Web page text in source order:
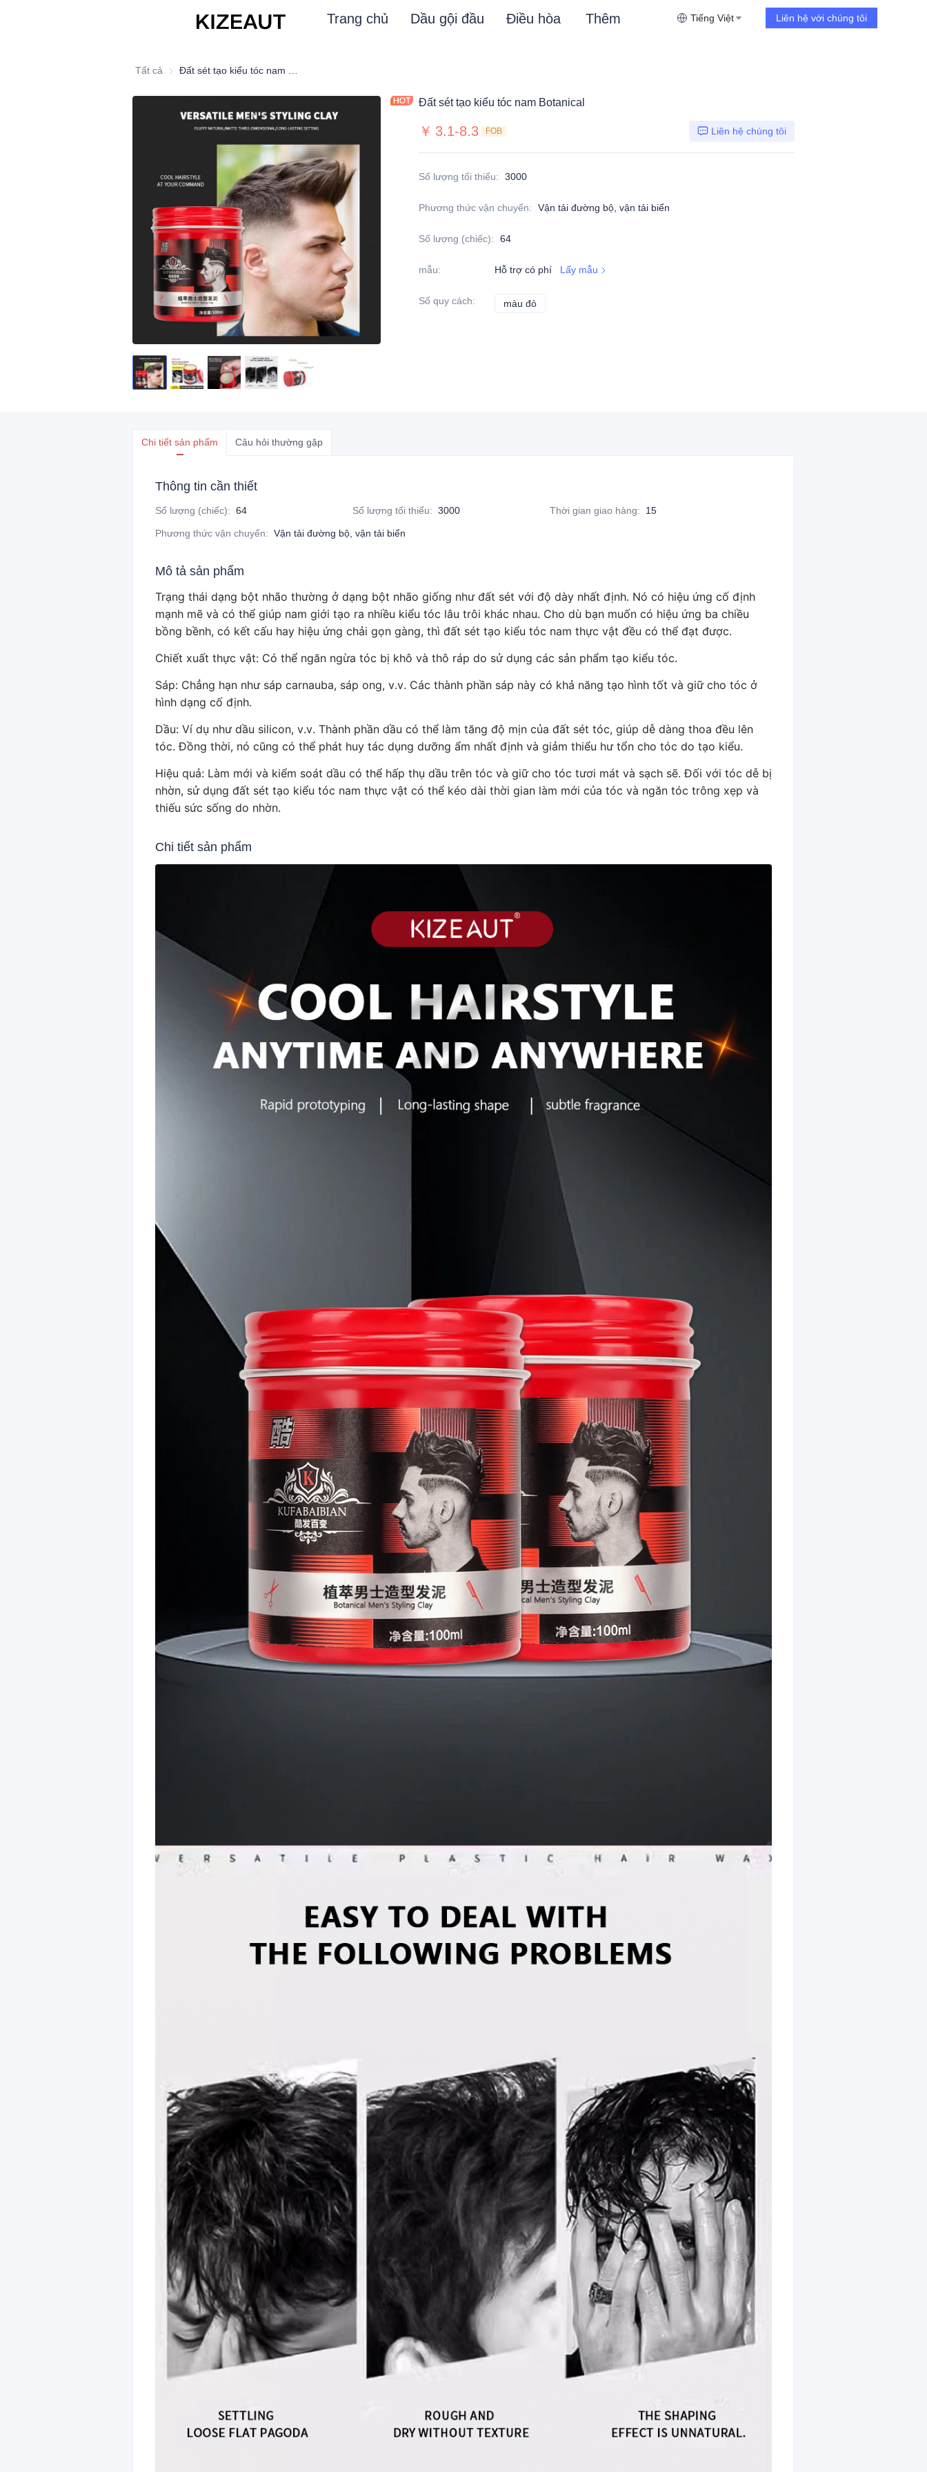
Trang chủ Dầu gội đầu Điều hòa Thêm Tiếng Việt Liên hệ với chúng tôi
Tất cả
Đất sét tạo kiểu tóc nam Botanical
￥ 3.1-8.3 FOB Liên hệ chúng tôi
Số lượng tối thiểu: 3000
Phương thức vận chuyển: Vận tải đường bộ, vận tải biển
Số lượng (chiếc): 64
mẫu: Hỗ trợ có phí Lấy mẫu
Số quy cách: màu đỏ
Chi tiết sản phẩm Câu hỏi thường gặp
Thông tin cần thiết
Số lượng (chiếc): 64 Số lượng tối thiểu: 3000 Thời gian giao hàng: 15
Phương thức vận chuyển: Vận tải đường bộ, vận tải biển
Mô tả sản phẩm
Trạng thái dạng bột nhão thường ở dạng bột nhão giống như đất sét với độ dày nhất định. Nó có hiệu ứng cố định
mạnh mẽ và có thể giúp nam giới tạo ra nhiều kiểu tóc lâu trôi khác nhau. Cho dù bạn muốn có hiệu ứng ba chiều
bồng bềnh, có kết cấu hay hiệu ứng chải gọn gàng, thì đất sét tạo kiểu tóc nam thực vật đều có thể đạt được.
Chiết xuất thực vật: Có thể ngăn ngừa tóc bị khô và thô ráp do sử dụng các sản phẩm tạo kiểu tóc.
Sáp: Chẳng hạn như sáp carnauba, sáp ong, v.v. Các thành phần sáp này có khả năng tạo hình tốt và giữ cho tóc ở
hình dạng cố định.
Dầu: Ví dụ như dầu silicon, v.v. Thành phần dầu có thể làm tăng độ mịn của đất sét tóc, giúp dễ dàng thoa đều lên
tóc. Đồng thời, nó cũng có thể phát huy tác dụng dưỡng ẩm nhất định và giảm thiểu hư tổn cho tóc do tạo kiểu.
Hiệu quả: Làm mới và kiểm soát dầu có thể hấp thụ dầu trên tóc và giữ cho tóc tươi mát và sạch sẽ. Đối với tóc dễ bị
nhờn, sử dụng đất sét tạo kiểu tóc nam thực vật có thể kéo dài thời gian làm mới của tóc và ngăn tóc trông xẹp và
thiếu sức sống do nhờn.
Chi tiết sản phẩm